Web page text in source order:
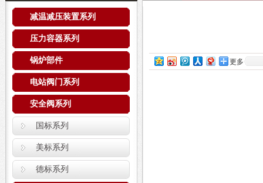
减温减压装置系列
压力容器系列
锅炉部件
电站阀门系列
安全阀系列
国标系列
美标系列
德标系列
更多